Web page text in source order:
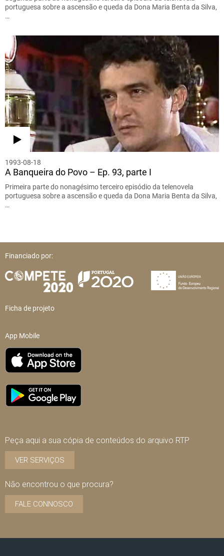
portuguesa sobre a ascensão e queda da Dona Maria Benta da Silva,
…
1993-08-18
A Banqueira do Povo – Ep. 93, parte I
Primeira parte do nonagésimo terceiro episódio da telenovela
portuguesa sobre a ascensão e queda da Dona Maria Benta da Silva,
…
Financiado por:
Ficha de projeto
App Mobile
Peça aqui a sua cópia de conteúdos do arquivo RTP
VER SERVIÇOS
Não encontrou o que procura?
FALE CONNOSCO